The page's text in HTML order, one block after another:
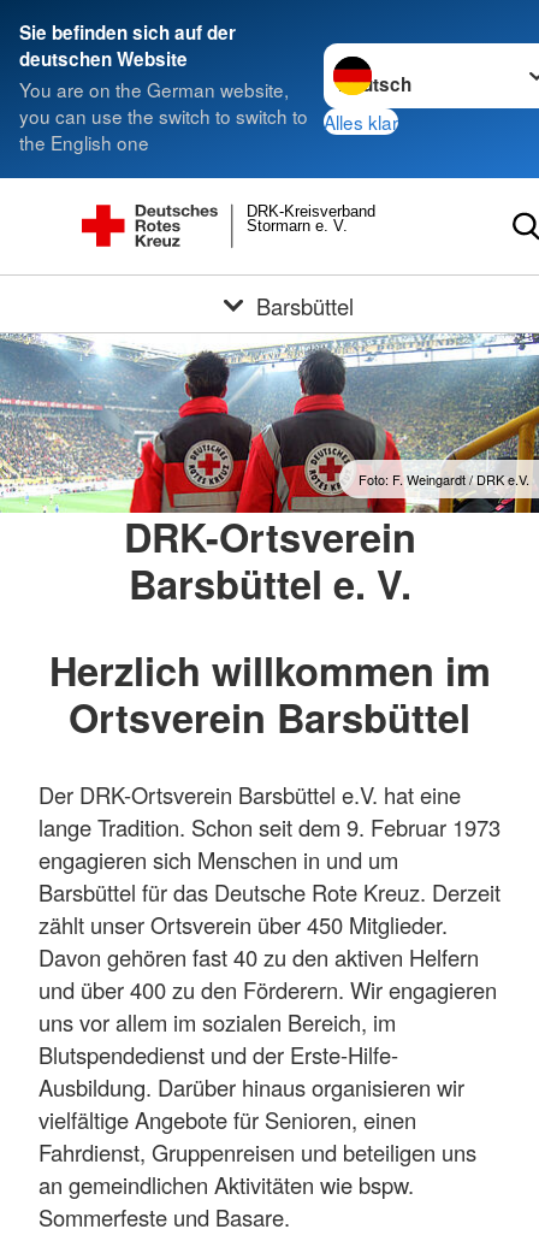
Sie befinden sich auf der
deutschen Website
You are on the German website,
you can use the switch to switch to
the English one
Sprache wechseln zu
Alles klar
Stormarn e. V.
DRK-Kreisverband
Barsbüttel
Foto: F. Weingardt / DRK e.V.
DRK-Ortsverein
Barsbüttel e. V.
Herzlich willkommen im
Ortsverein Barsbüttel
Der DRK-Ortsverein Barsbüttel e.V. hat eine
lange Tradition. Schon seit dem 9. Februar 1973
engagieren sich Menschen in und um
Barsbüttel für das Deutsche Rote Kreuz. Derzeit
zählt unser Ortsverein über 450 Mitglieder.
Davon gehören fast 40 zu den aktiven Helfern
und über 400 zu den Förderern. Wir engagieren
uns vor allem im sozialen Bereich, im
Blutspendedienst und der Erste-Hilfe-
Ausbildung. Darüber hinaus organisieren wir
vielfältige Angebote für Senioren, einen
Fahrdienst, Gruppenreisen und beteiligen uns
an gemeindlichen Aktivitäten wie bspw.
Sommerfeste und Basare.